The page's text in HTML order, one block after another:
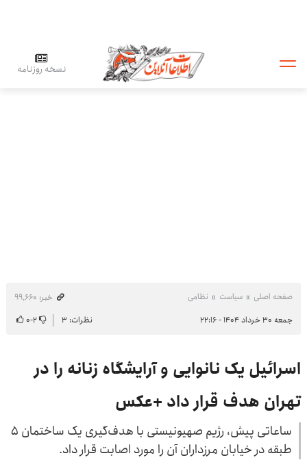
نسخه روزنامه
صفحه اصلی سیاست نظامی
خبر: ۹۹٬۶۶۰
جمعه ۳۰ خرداد ۱۴۰۴ - ۲۲:۱۶
نظرات: ۳ ۲-۰
اسرائیل یک نانوایی و آرایشگاه زنانه را در
تهران هدف قرار داد +عکس
ساعاتی پیش، رژیم صهیونیستی با هدف‌گیری یک ساختمان ۵
طبقه در خیابان مرزداران آن را مورد اصابت قرار داد.